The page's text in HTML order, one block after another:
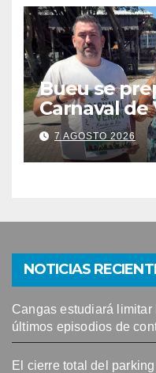
solicitudes
Bueu se
Carnaval de
Banda do
7 AGOSTO 2026
NOTICIAS
Cangas estudiará
últimos episodios de
El cierre total del